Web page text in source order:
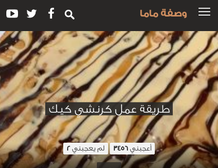
وصفة ماما
طريقة عمل كرنشي كيك
أعجبني 3456 لم يعجبني 2